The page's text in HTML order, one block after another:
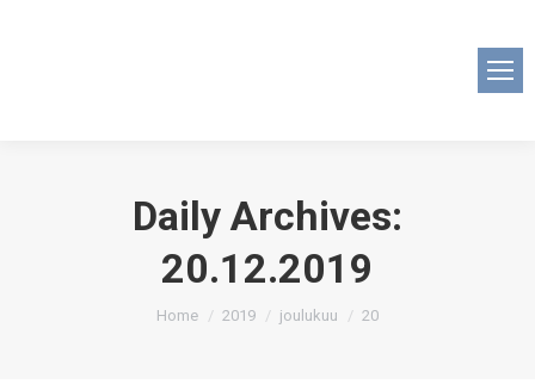
Daily Archives:
20.12.2019
You are here:
Home 2019 joulukuu 20